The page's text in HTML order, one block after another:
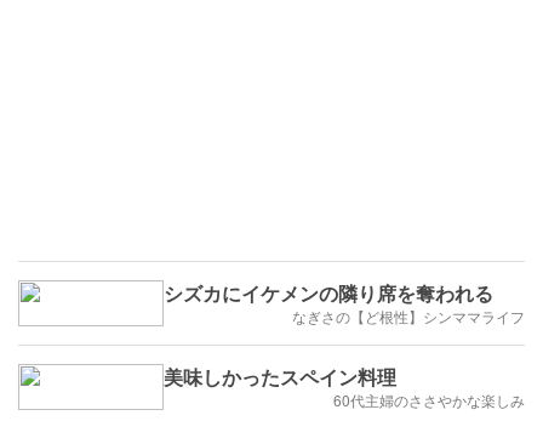
シズカにイケメンの隣り席を奪われる
なぎさの【ど根性】シンママライフ
美味しかったスペイン料理
60代主婦のささやかな楽しみ